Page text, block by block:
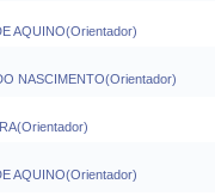
AQUINO(Orientador)
NASCIMENTO(Orientador)
AQUINO(Orientador)